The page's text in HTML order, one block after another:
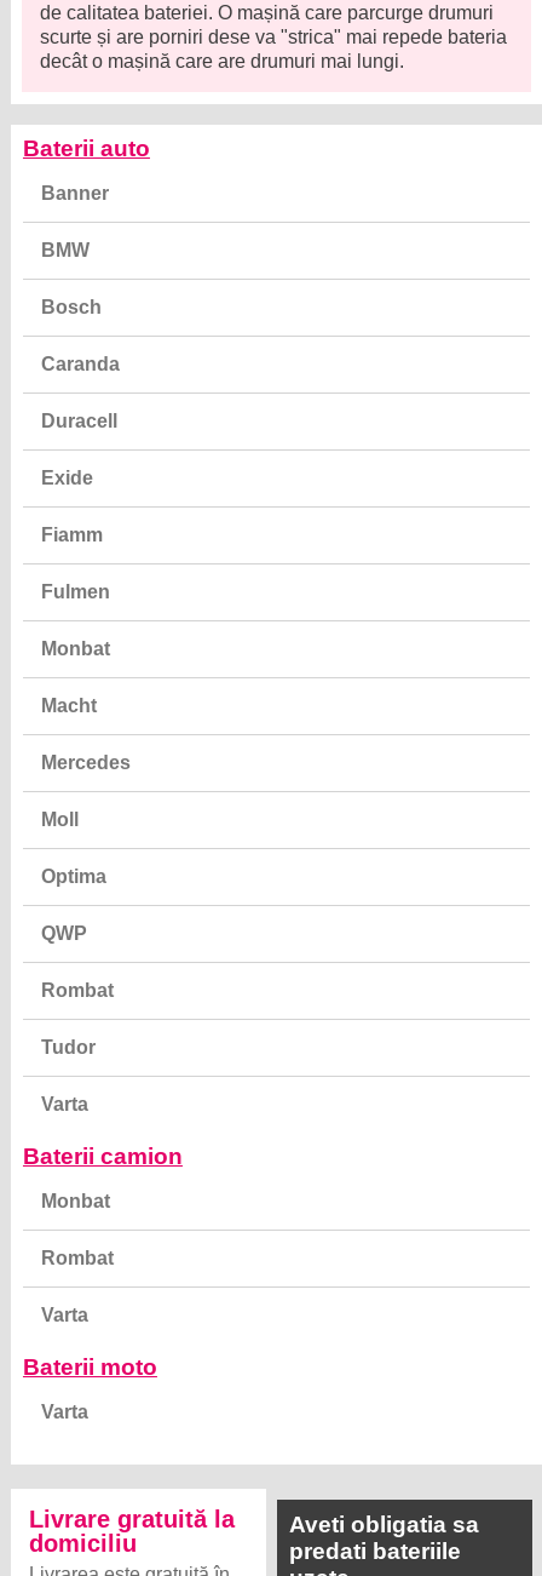
de calitatea bateriei. O mașină care parcurge drumuri
scurte și are porniri dese va "strica" mai repede bateria
decât o mașină care are drumuri mai lungi.
Baterii auto
Banner
BMW
Bosch
Caranda
Duracell
Exide
Fiamm
Fulmen
Monbat
Macht
Mercedes
Moll
Optima
QWP
Rombat
Tudor
Varta
Baterii camion
Monbat
Rombat
Varta
Baterii moto
Varta
Livrare gratuită la
domiciliu
Aveti obligatia sa
predati bateriile